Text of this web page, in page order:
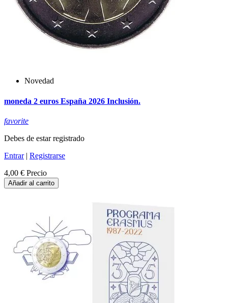
Novedad
moneda 2 euros España 2026 Inclusión.
favorite
Debes de estar registrado
Entrar| Registrarse
4,00 € Precio
Añadir al carrito